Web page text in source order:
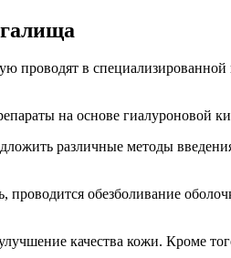
проводят в
на основе гиалуроновой
различные методы
обезболивание
качества кожи. Кроме